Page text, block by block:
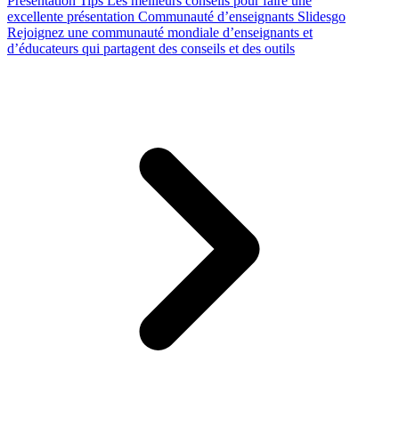
excellente présentation Communauté d’enseignants Slidesgo
Rejoignez une communauté mondiale d’enseignants et
d’éducateurs qui partagent des conseils et des outils